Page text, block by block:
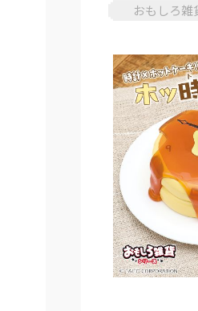
おもしろ雑